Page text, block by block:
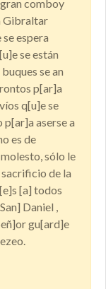
comboy
Gibraltar
espera
se están
se an
p[ar]a
q[u]e se
aserse a
es de
sólo le
de la
[a] todos
Daniel ,
gu[ard]e